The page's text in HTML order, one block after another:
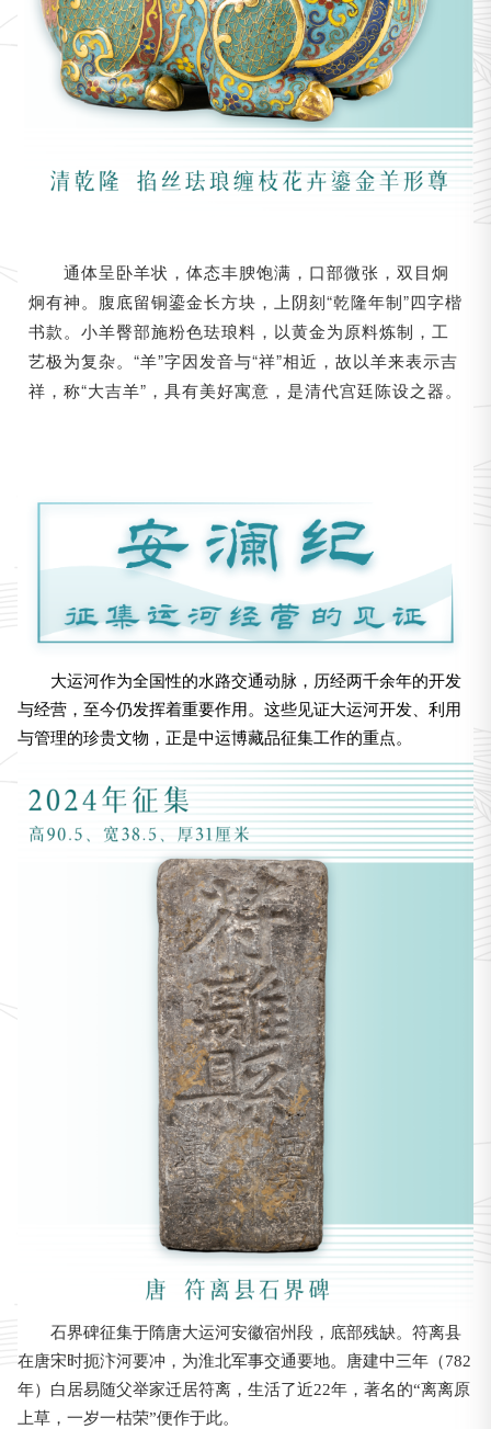
通体呈卧羊状，体态丰腴饱满，口部微张，双目炯
炯有神。腹底留铜鎏金长方块，上阴刻“乾隆年制”四字楷
书款。小羊臀部施粉色珐琅料，以黄金为原料炼制，工
艺极为复杂。“羊”字因发音与“祥”相近，故以羊来表示吉
祥，称“大吉羊”，具有美好寓意，是清代宫廷陈设之器。
大运河作为全国性的水路交通动脉，历经两千余年的开发
与经营，至今仍发挥着重要作用。这些见证大运河开发、利用
与管理的珍贵文物，正是中运博藏品征集工作的重点。
石界碑征集于隋唐大运河安徽宿州段，底部残缺。符离县
在唐宋时扼汴河要冲，为淮北军事交通要地。唐建中三年（782
年）白居易随父举家迁居符离，生活了近22年，著名的“离离原
上草，一岁一枯荣”便作于此。